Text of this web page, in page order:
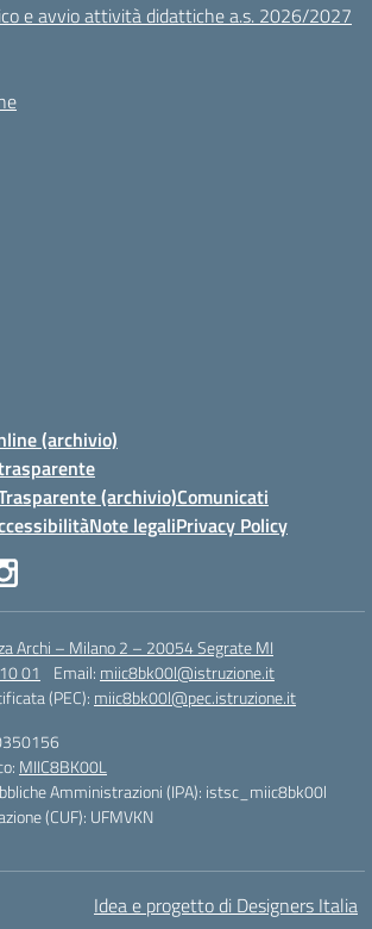
e avvio attività didattiche a.s. 2026/2027
(archivio)
(archivio)Comunicati
Note legaliPrivacy Policy
Archi – Milano 2 – 20054 Segrate MI
01 Email: miic8bk00l@istruzione.it
(PEC): miic8bk00l@pec.istruzione.it
MIIC8BK00L
Amministrazioni (IPA): istsc_miic8bk00l
(CUF): UFMVKN
Idea e progetto di Designers Italia